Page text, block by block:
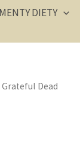
DIETY
Dead